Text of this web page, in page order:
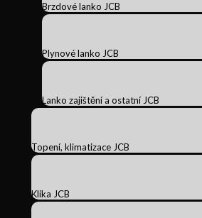
Brzdové lanko JCB
Plynové lanko JCB
Lanko zajištění a ostatní JCB
Topení, klimatizace JCB
Klika JCB